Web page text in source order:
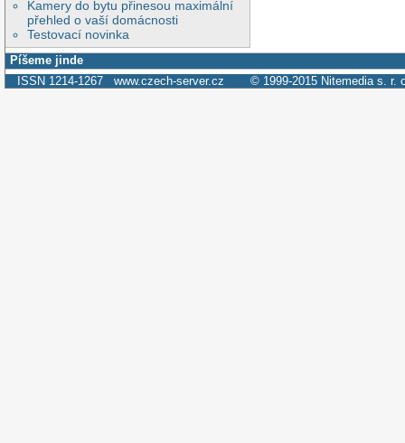
Kamery do bytu přinesou maximální
přehled o vaší domácnosti
Testovací novinka
Píšeme jinde
ISSN 1214-1267 www.czech-server.cz © 1999-2015 Nitemedia s. r.